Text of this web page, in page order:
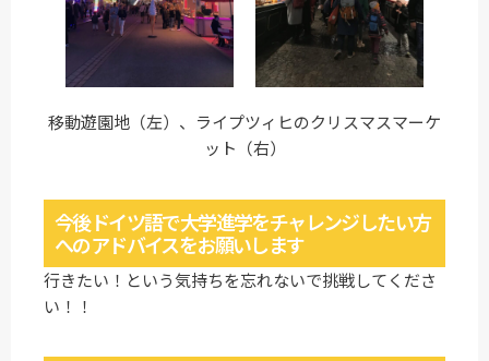
移動遊園地（左）、ライプツィヒのクリスマスマーケ
ット（右）
今後ドイツ語で大学進学をチャレンジしたい方
へのアドバイスをお願いします
行きたい！という気持ちを忘れないで挑戦してくださ
い！！